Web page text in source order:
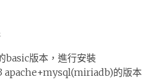
版本，進行安裝
apache+mysql(miriadb)的版本